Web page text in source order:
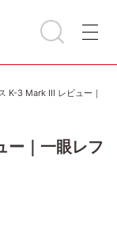
K-3 Mark III レビュー｜
ー｜一眼レフ